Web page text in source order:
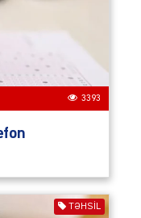
3393
TƏHSIL